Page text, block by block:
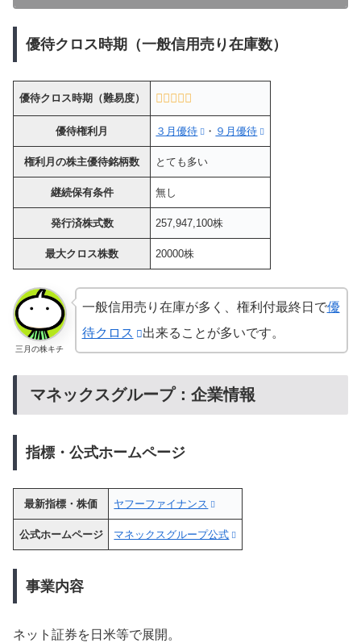
優待クロス時期（一般信用売り在庫数）
優待クロス時期（難易度）
優待権利月 ３月優待 ・ ９月優待
権利月の株主優待銘柄数 とても多い
継続保有条件 無し
発行済株式数 257,947,100株
最大クロス株数 20000株
三月の株キチ
一般信用売り在庫が多く、権利付最終日で優
待クロス
出来ることが多いです。
マネックスグループ：企業情報
指標・公式ホームページ
最新指標・株価 ヤフーファイナンス
公式ホームページ マネックスグループ公式
事業内容
ネット証券を日米等で展開。